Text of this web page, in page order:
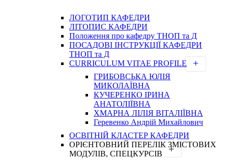
ЛОГОТИП КАФЕДРИ
ЛІТОПИС КАФЕДРИ
Положення про кафедру ТНОП та Д
ПОСАДОВІ ІНСТРУКЦІЇ КАФЕДРИ
ТНОП та Д
CURRICULUM VITAE PROFILE
ГРИБОВСЬКА ЮЛІЯ
МИКОЛАЇВНА
КУЧЕРЕНКО ІРИНА
АНАТОЛІЇВНА
ХМАРНА ЛІЛІЯ ВІТАЛІЇВНА
Геревенко Андрій Михайлович
ОСВІТНІЙ КЛАСТЕР КАФЕДРИ
ОРІЄНТОВНИЙ ПЕРЕЛІК ЗМІСТОВИХ
МОДУЛІВ, СПЕЦКУРСІВ